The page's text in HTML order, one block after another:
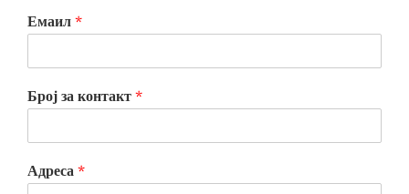
Емаил *
Број за контакт *
Адреса *